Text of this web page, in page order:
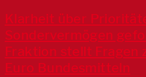
Klarheit über
Sondervermögen
Fraktion stellt Fragen
Euro Bundesmitteln